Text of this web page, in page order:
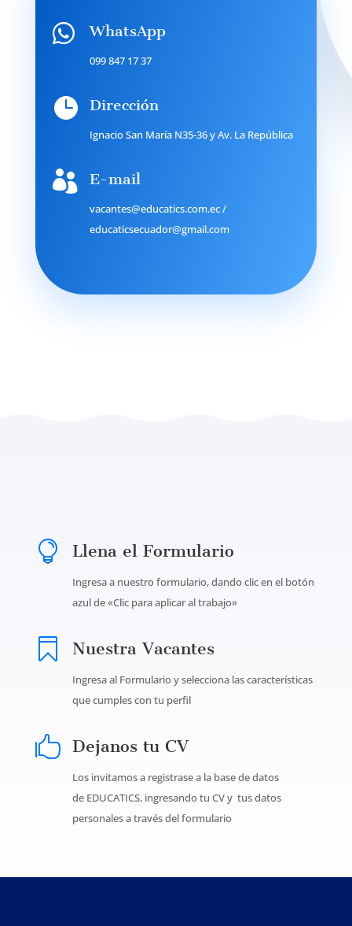
 WhatsApp
099 847 17 37
 Dirección
Ignacio San María N35-36 y Av. La República
 E-mail
vacantes@educatics.com.ec/
educaticsecuador@gmail.com
 Llena el Formulario
Ingresa a nuestro formulario, dando clic en el botón
azul de «Clic para aplicar al trabajo»
 Nuestra Vacantes
Ingresa al Formulario y selecciona las características
que cumples con tu perfil
 Dejanos tu CV
Los invitamos a registrase a la base de datos
de EDUCATICS, ingresando tu CV y tus datos
personales a través del formulario